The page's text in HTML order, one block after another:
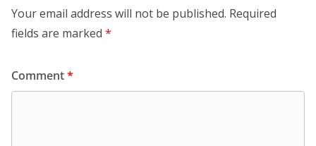
Your email address will not be published. Required
fields are marked *
Comment*